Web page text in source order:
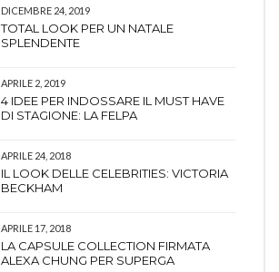
DICEMBRE 24, 2019
TOTAL LOOK PER UN NATALE
SPLENDENTE
APRILE 2, 2019
4 IDEE PER INDOSSARE IL MUST HAVE
DI STAGIONE: LA FELPA
APRILE 24, 2018
IL LOOK DELLE CELEBRITIES: VICTORIA
BECKHAM
APRILE 17, 2018
LA CAPSULE COLLECTION FIRMATA
ALEXA CHUNG PER SUPERGA